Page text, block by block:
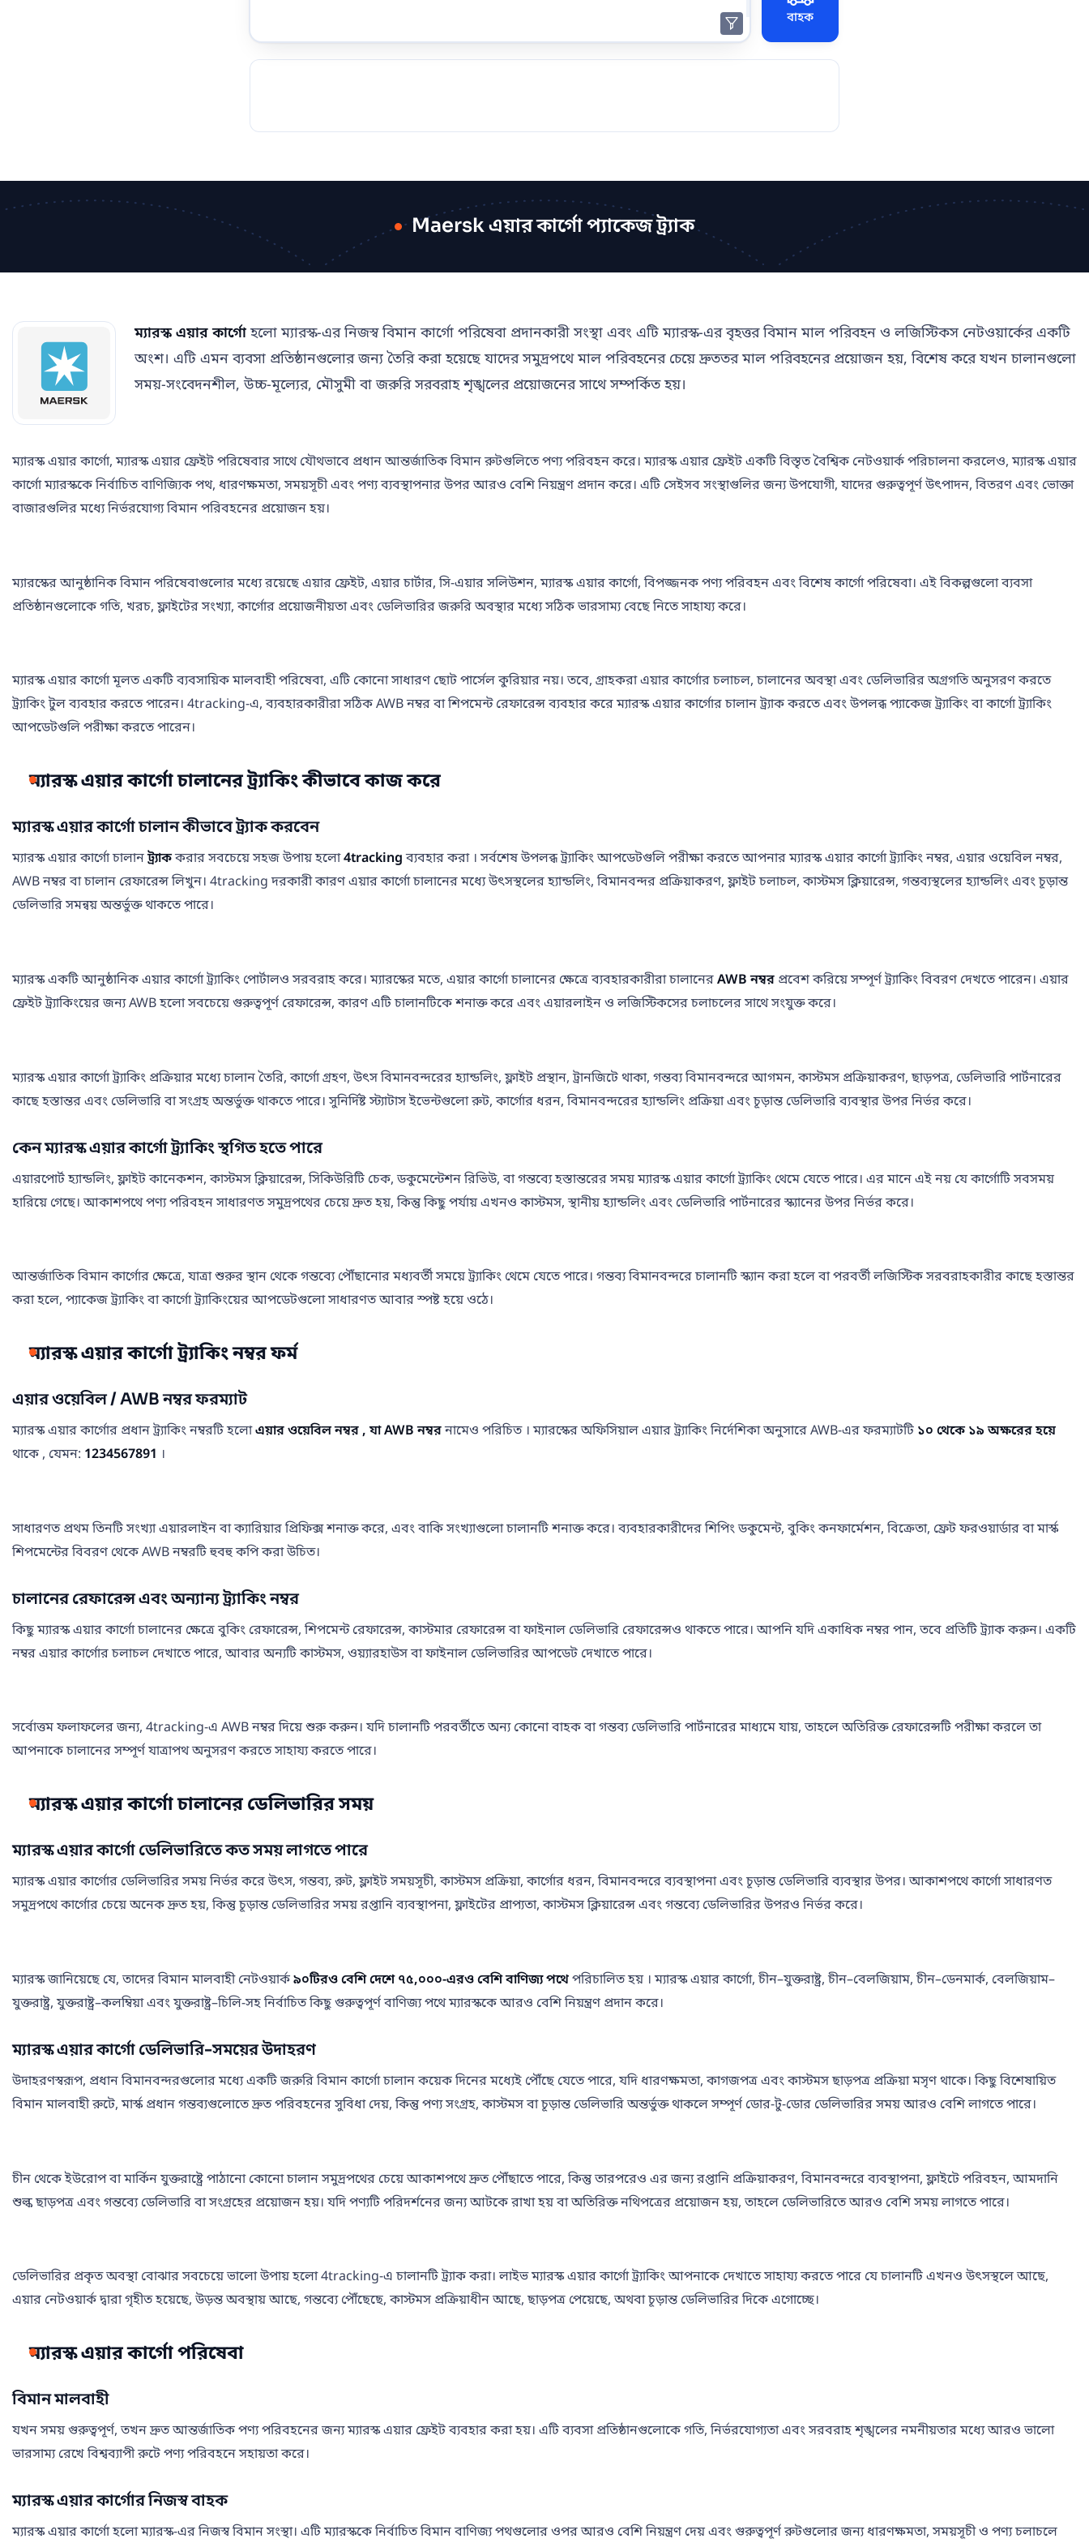
বাহক
Maersk এয়ার কার্গো প্যাকেজ ট্র্যাক
ম্যারস্ক এয়ার কার্গোহলো ম্যারস্ক-এর নিজস্ব বিমান কার্গো পরিষেবা প্রদানকারী সংস্থা এবং এটি ম্যারস্ক-এর বৃহত্তর বিমান মাল পরিবহন ও লজিস্টিকস নেটওয়ার্কের একটি
অংশ। এটি এমন ব্যবসা প্রতিষ্ঠানগুলোর জন্য তৈরি করা হয়েছে যাদের সমুদ্রপথে মাল পরিবহনের চেয়ে দ্রুততর মাল পরিবহনের প্রয়োজন হয়, বিশেষ করে যখন চালানগুলো
সময়-সংবেদনশীল, উচ্চ-মূল্যের, মৌসুমী বা জরুরি সরবরাহ শৃঙ্খলের প্রয়োজনের সাথে সম্পর্কিত হয়।
ম্যারস্ক এয়ার কার্গো, ম্যারস্ক এয়ার ফ্রেইট পরিষেবার সাথে যৌথভাবে প্রধান আন্তর্জাতিক বিমান রুটগুলিতে পণ্য পরিবহন করে। ম্যারস্ক এয়ার ফ্রেইট একটি বিস্তৃত বৈশ্বিক নেটওয়ার্ক পরিচালনা করলেও, ম্যারস্ক এয়ার
কার্গো ম্যারস্ককে নির্বাচিত বাণিজ্যিক পথ, ধারণক্ষমতা, সময়সূচী এবং পণ্য ব্যবস্থাপনার উপর আরও বেশি নিয়ন্ত্রণ প্রদান করে। এটি সেইসব সংস্থাগুলির জন্য উপযোগী, যাদের গুরুত্বপূর্ণ উৎপাদন, বিতরণ এবং ভোক্তা
বাজারগুলির মধ্যে নির্ভরযোগ্য বিমান পরিবহনের প্রয়োজন হয়।
ম্যারস্কের আনুষ্ঠানিক বিমান পরিষেবাগুলোর মধ্যে রয়েছে এয়ার ফ্রেইট, এয়ার চার্টার, সি-এয়ার সলিউশন, ম্যারস্ক এয়ার কার্গো, বিপজ্জনক পণ্য পরিবহন এবং বিশেষ কার্গো পরিষেবা। এই বিকল্পগুলো ব্যবসা
প্রতিষ্ঠানগুলোকে গতি, খরচ, ফ্লাইটের সংখ্যা, কার্গোর প্রয়োজনীয়তা এবং ডেলিভারির জরুরি অবস্থার মধ্যে সঠিক ভারসাম্য বেছে নিতে সাহায্য করে।
ম্যারস্ক এয়ার কার্গো মূলত একটি ব্যবসায়িক মালবাহী পরিষেবা, এটি কোনো সাধারণ ছোট পার্সেল কুরিয়ার নয়। তবে, গ্রাহকরা এয়ার কার্গোর চলাচল, চালানের অবস্থা এবং ডেলিভারির অগ্রগতি অনুসরণ করতে
ট্র্যাকিং টুল ব্যবহার করতে পারেন। 4tracking-এ, ব্যবহারকারীরা সঠিক AWB নম্বর বা শিপমেন্ট রেফারেন্স ব্যবহার করে ম্যারস্ক এয়ার কার্গোর চালান ট্র্যাক করতে এবং উপলব্ধ প্যাকেজ ট্র্যাকিং বা কার্গো ট্র্যাকিং
আপডেটগুলি পরীক্ষা করতে পারেন।
ম্যারস্ক এয়ার কার্গো চালানের ট্র্যাকিং কীভাবে কাজ করে
ম্যারস্ক এয়ার কার্গো চালান কীভাবে ট্র্যাক করবেন
ম্যারস্ক এয়ার কার্গো চালানট্র্যাককরার সবচেয়ে সহজ উপায় হলো4trackingব্যবহার করা । সর্বশেষ উপলব্ধ ট্র্যাকিং আপডেটগুলি পরীক্ষা করতে আপনার ম্যারস্ক এয়ার কার্গো ট্র্যাকিং নম্বর, এয়ার ওয়েবিল নম্বর,
AWB নম্বর বা চালান রেফারেন্স লিখুন। 4tracking দরকারী কারণ এয়ার কার্গো চালানের মধ্যে উৎসস্থলের হ্যান্ডলিং, বিমানবন্দর প্রক্রিয়াকরণ, ফ্লাইট চলাচল, কাস্টমস ক্লিয়ারেন্স, গন্তব্যস্থলের হ্যান্ডলিং এবং চূড়ান্ত
ডেলিভারি সমন্বয় অন্তর্ভুক্ত থাকতে পারে।
ম্যারস্ক একটি আনুষ্ঠানিক এয়ার কার্গো ট্র্যাকিং পোর্টালও সরবরাহ করে। ম্যারস্কের মতে, এয়ার কার্গো চালানের ক্ষেত্রে ব্যবহারকারীরা চালানেরAWB নম্বর প্রবেশ করিয়ে সম্পূর্ণ ট্র্যাকিং বিবরণ দেখতে পারেন। এয়ার
ফ্রেইট ট্র্যাকিংয়ের জন্য AWB হলো সবচেয়ে গুরুত্বপূর্ণ রেফারেন্স, কারণ এটি চালানটিকে শনাক্ত করে এবং এয়ারলাইন ও লজিস্টিকসের চলাচলের সাথে সংযুক্ত করে।
ম্যারস্ক এয়ার কার্গো ট্র্যাকিং প্রক্রিয়ার মধ্যে চালান তৈরি, কার্গো গ্রহণ, উৎস বিমানবন্দরের হ্যান্ডলিং, ফ্লাইট প্রস্থান, ট্রানজিটে থাকা, গন্তব্য বিমানবন্দরে আগমন, কাস্টমস প্রক্রিয়াকরণ, ছাড়পত্র, ডেলিভারি পার্টনারের
কাছে হস্তান্তর এবং ডেলিভারি বা সংগ্রহ অন্তর্ভুক্ত থাকতে পারে। সুনির্দিষ্ট স্ট্যাটাস ইভেন্টগুলো রুট, কার্গোর ধরন, বিমানবন্দরের হ্যান্ডলিং প্রক্রিয়া এবং চূড়ান্ত ডেলিভারি ব্যবস্থার উপর নির্ভর করে।
কেন ম্যারস্ক এয়ার কার্গো ট্র্যাকিং স্থগিত হতে পারে
এয়ারপোর্ট হ্যান্ডলিং, ফ্লাইট কানেকশন, কাস্টমস ক্লিয়ারেন্স, সিকিউরিটি চেক, ডকুমেন্টেশন রিভিউ, বা গন্তব্যে হস্তান্তরের সময় ম্যারস্ক এয়ার কার্গো ট্র্যাকিং থেমে যেতে পারে। এর মানে এই নয় যে কার্গোটি সবসময়
হারিয়ে গেছে। আকাশপথে পণ্য পরিবহন সাধারণত সমুদ্রপথের চেয়ে দ্রুত হয়, কিন্তু কিছু পর্যায় এখনও কাস্টমস, স্থানীয় হ্যান্ডলিং এবং ডেলিভারি পার্টনারের স্ক্যানের উপর নির্ভর করে।
আন্তর্জাতিক বিমান কার্গোর ক্ষেত্রে, যাত্রা শুরুর স্থান থেকে গন্তব্যে পৌঁছানোর মধ্যবর্তী সময়ে ট্র্যাকিং থেমে যেতে পারে। গন্তব্য বিমানবন্দরে চালানটি স্ক্যান করা হলে বা পরবর্তী লজিস্টিক সরবরাহকারীর কাছে হস্তান্তর
করা হলে, প্যাকেজ ট্র্যাকিং বা কার্গো ট্র্যাকিংয়ের আপডেটগুলো সাধারণত আবার স্পষ্ট হয়ে ওঠে।
ম্যারস্ক এয়ার কার্গো ট্র্যাকিং নম্বর ফর্ম
এয়ার ওয়েবিল / AWB নম্বর ফরম্যাট
ম্যারস্ক এয়ার কার্গোর প্রধান ট্র্যাকিং নম্বরটি হলোএয়ার ওয়েবিল নম্বর , যাAWB নম্বরনামেও পরিচিত । ম্যারস্কের অফিসিয়াল এয়ার ট্র্যাকিং নির্দেশিকা অনুসারে AWB-এর ফরম্যাটটি ১০ থেকে ১৯ অক্ষরের হয়ে
থাকে , যেমন: 1234567891 ।
সাধারণত প্রথম তিনটি সংখ্যা এয়ারলাইন বা ক্যারিয়ার প্রিফিক্স শনাক্ত করে, এবং বাকি সংখ্যাগুলো চালানটি শনাক্ত করে। ব্যবহারকারীদের শিপিং ডকুমেন্ট, বুকিং কনফার্মেশন, বিক্রেতা, ফ্রেট ফরওয়ার্ডার বা মার্স্ক
শিপমেন্টের বিবরণ থেকে AWB নম্বরটি হুবহু কপি করা উচিত।
চালানের রেফারেন্স এবং অন্যান্য ট্র্যাকিং নম্বর
কিছু ম্যারস্ক এয়ার কার্গো চালানের ক্ষেত্রে বুকিং রেফারেন্স, শিপমেন্ট রেফারেন্স, কাস্টমার রেফারেন্স বা ফাইনাল ডেলিভারি রেফারেন্সও থাকতে পারে। আপনি যদি একাধিক নম্বর পান, তবে প্রতিটি ট্র্যাক করুন। একটি
নম্বর এয়ার কার্গোর চলাচল দেখাতে পারে, আবার অন্যটি কাস্টমস, ওয়্যারহাউস বা ফাইনাল ডেলিভারির আপডেট দেখাতে পারে।
সর্বোত্তম ফলাফলের জন্য, 4tracking-এ AWB নম্বর দিয়ে শুরু করুন। যদি চালানটি পরবর্তীতে অন্য কোনো বাহক বা গন্তব্য ডেলিভারি পার্টনারের মাধ্যমে যায়, তাহলে অতিরিক্ত রেফারেন্সটি পরীক্ষা করলে তা
আপনাকে চালানের সম্পূর্ণ যাত্রাপথ অনুসরণ করতে সাহায্য করতে পারে।
ম্যারস্ক এয়ার কার্গো চালানের ডেলিভারির সময়
ম্যারস্ক এয়ার কার্গো ডেলিভারিতে কত সময় লাগতে পারে
ম্যারস্ক এয়ার কার্গোর ডেলিভারির সময় নির্ভর করে উৎস, গন্তব্য, রুট, ফ্লাইট সময়সূচী, কাস্টমস প্রক্রিয়া, কার্গোর ধরন, বিমানবন্দরে ব্যবস্থাপনা এবং চূড়ান্ত ডেলিভারি ব্যবস্থার উপর। আকাশপথে কার্গো সাধারণত
সমুদ্রপথে কার্গোর চেয়ে অনেক দ্রুত হয়, কিন্তু চূড়ান্ত ডেলিভারির সময় রপ্তানি ব্যবস্থাপনা, ফ্লাইটের প্রাপ্যতা, কাস্টমস ক্লিয়ারেন্স এবং গন্তব্যে ডেলিভারির উপরও নির্ভর করে।
ম্যারস্ক জানিয়েছে যে, তাদের বিমান মালবাহী নেটওয়ার্ক৯০টিরও বেশি দেশে৭৫,০০০-এরও বেশি বাণিজ্য পথেপরিচালিত হয় । ম্যারস্ক এয়ার কার্গো, চীন–যুক্তরাষ্ট্র, চীন–বেলজিয়াম, চীন–ডেনমার্ক, বেলজিয়াম–
যুক্তরাষ্ট্র, যুক্তরাষ্ট্র–কলম্বিয়া এবং যুক্তরাষ্ট্র–চিলি-সহ নির্বাচিত কিছু গুরুত্বপূর্ণ বাণিজ্য পথে ম্যারস্ককে আরও বেশি নিয়ন্ত্রণ প্রদান করে।
ম্যারস্ক এয়ার কার্গো ডেলিভারি-সময়ের উদাহরণ
উদাহরণস্বরূপ, প্রধান বিমানবন্দরগুলোর মধ্যে একটি জরুরি বিমান কার্গো চালান কয়েক দিনের মধ্যেই পৌঁছে যেতে পারে, যদি ধারণক্ষমতা, কাগজপত্র এবং কাস্টমস ছাড়পত্র প্রক্রিয়া মসৃণ থাকে। কিছু বিশেষায়িত
বিমান মালবাহী রুটে, মার্স্ক প্রধান গন্তব্যগুলোতে দ্রুত পরিবহনের সুবিধা দেয়, কিন্তু পণ্য সংগ্রহ, কাস্টমস বা চূড়ান্ত ডেলিভারি অন্তর্ভুক্ত থাকলে সম্পূর্ণ ডোর-টু-ডোর ডেলিভারির সময় আরও বেশি লাগতে পারে।
চীন থেকে ইউরোপ বা মার্কিন যুক্তরাষ্ট্রে পাঠানো কোনো চালান সমুদ্রপথের চেয়ে আকাশপথে দ্রুত পৌঁছাতে পারে, কিন্তু তারপরেও এর জন্য রপ্তানি প্রক্রিয়াকরণ, বিমানবন্দরে ব্যবস্থাপনা, ফ্লাইটে পরিবহন, আমদানি
শুল্ক ছাড়পত্র এবং গন্তব্যে ডেলিভারি বা সংগ্রহের প্রয়োজন হয়। যদি পণ্যটি পরিদর্শনের জন্য আটকে রাখা হয় বা অতিরিক্ত নথিপত্রের প্রয়োজন হয়, তাহলে ডেলিভারিতে আরও বেশি সময় লাগতে পারে।
ডেলিভারির প্রকৃত অবস্থা বোঝার সবচেয়ে ভালো উপায় হলো 4tracking-এ চালানটি ট্র্যাক করা। লাইভ ম্যারস্ক এয়ার কার্গো ট্র্যাকিং আপনাকে দেখাতে সাহায্য করতে পারে যে চালানটি এখনও উৎসস্থলে আছে,
এয়ার নেটওয়ার্ক দ্বারা গৃহীত হয়েছে, উড়ন্ত অবস্থায় আছে, গন্তব্যে পৌঁছেছে, কাস্টমস প্রক্রিয়াধীন আছে, ছাড়পত্র পেয়েছে, অথবা চূড়ান্ত ডেলিভারির দিকে এগোচ্ছে।
ম্যারস্ক এয়ার কার্গো পরিষেবা
বিমান মালবাহী
যখন সময় গুরুত্বপূর্ণ, তখন দ্রুত আন্তর্জাতিক পণ্য পরিবহনের জন্য ম্যারস্ক এয়ার ফ্রেইট ব্যবহার করা হয়। এটি ব্যবসা প্রতিষ্ঠানগুলোকে গতি, নির্ভরযোগ্যতা এবং সরবরাহ শৃঙ্খলের নমনীয়তার মধ্যে আরও ভালো
ভারসাম্য রেখে বিশ্বব্যাপী রুটে পণ্য পরিবহনে সহায়তা করে।
ম্যারস্ক এয়ার কার্গোর নিজস্ব বাহক
ম্যারস্ক এয়ার কার্গো হলো ম্যারস্ক-এর নিজস্ব বিমান সংস্থা। এটি ম্যারস্ককে নির্বাচিত বিমান বাণিজ্য পথগুলোর ওপর আরও বেশি নিয়ন্ত্রণ দেয় এবং গুরুত্বপূর্ণ রুটগুলোর জন্য ধারণক্ষমতা, সময়সূচী ও পণ্য চলাচলে